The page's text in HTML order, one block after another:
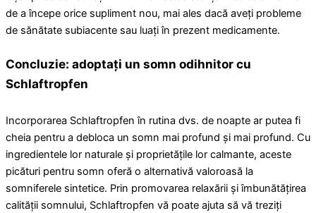
de a începe orice supliment nou, mai ales dacă aveți probleme
de sănătate subiacente sau luați în prezent medicamente.
Concluzie: adoptați un somn odihnitor cu
Schlaftropfen
Incorporarea Schlaftropfen în rutina dvs. de noapte ar putea fi
cheia pentru a debloca un somn mai profund și mai profund. Cu
ingredientele lor naturale și proprietățile lor calmante, aceste
picături pentru somn oferă o alternativă valoroasă la
somniferele sintetice. Prin promovarea relaxării și îmbunătățirea
calității somnului, Schlaftropfen vă poate ajuta să vă treziți